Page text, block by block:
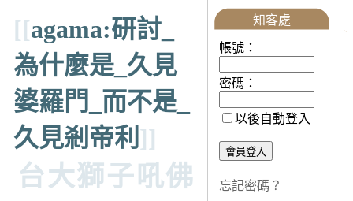
[[agama:研討_
為什麼是_久見
婆羅門_而不是_
久見剎帝利 ]]
台大獅子吼佛
知客處
帳號：
密碼：
以後自動登入
忘記密碼？